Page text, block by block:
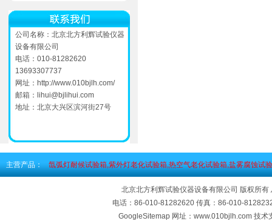
公司名称：北京北方利辉试验仪器
设备有限公司
电话：010-81282620
13693307737
网址： http://www.010bjlh.com/
邮箱： lihui@bjlihui.com
地址：北京大兴区滨河街27号
主营产品： 氙弧灯耐候试验箱,紫外灯老化试验箱,热空气老化试验箱,盐雾腐蚀试
北京北方利辉试验仪器设备有限公司 版权所有
电话：86-010-81282620 传真：86-010-
GoogleSitemap 网址：www.010bjlh.com 技